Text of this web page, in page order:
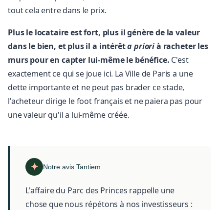
tout cela entre dans le prix.
Plus le locataire est fort, plus il génère de la valeur
dans le bien, et plus il a intérêta priorià racheter les
murs pour en capter lui-même le bénéfice. C'est
exactement ce qui se joue ici. La Ville de Paris a une
dette importante et ne peut pas brader ce stade,
l'acheteur dirige le foot français et ne paiera pas pour
une valeur qu'il a lui-même créée.
Notre avis Tantiem
L'affaire du Parc des Princes rappelle une
chose que nous répétons à nos investisseurs :